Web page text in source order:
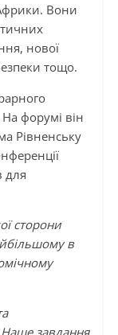
Вони
нової
тощо.
форумі він
Рівненську
для
сторони
в